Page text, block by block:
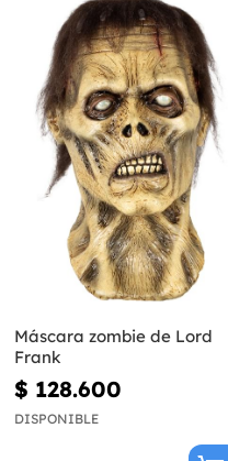
Máscara zombie de Lord
Frank
$ 128.600
DISPONIBLE